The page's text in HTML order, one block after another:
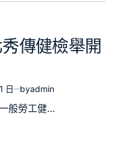
傳健檢舉開
日 byadmin
般勞工健…